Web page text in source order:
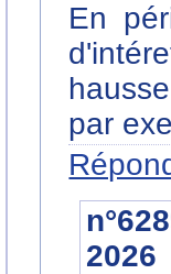
En
par
2026